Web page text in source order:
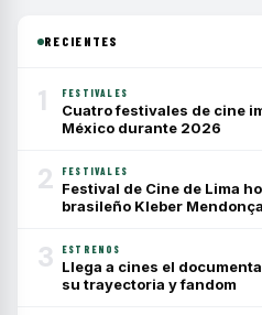
RECIENTES
1 FESTIVALES
Cuatro festivales de cine
México durante 2026
2 FESTIVALES
Festival de Cine de Lima
brasileño Kleber
3 ESTRENOS
Llega a cines el
su trayectoria y fandom